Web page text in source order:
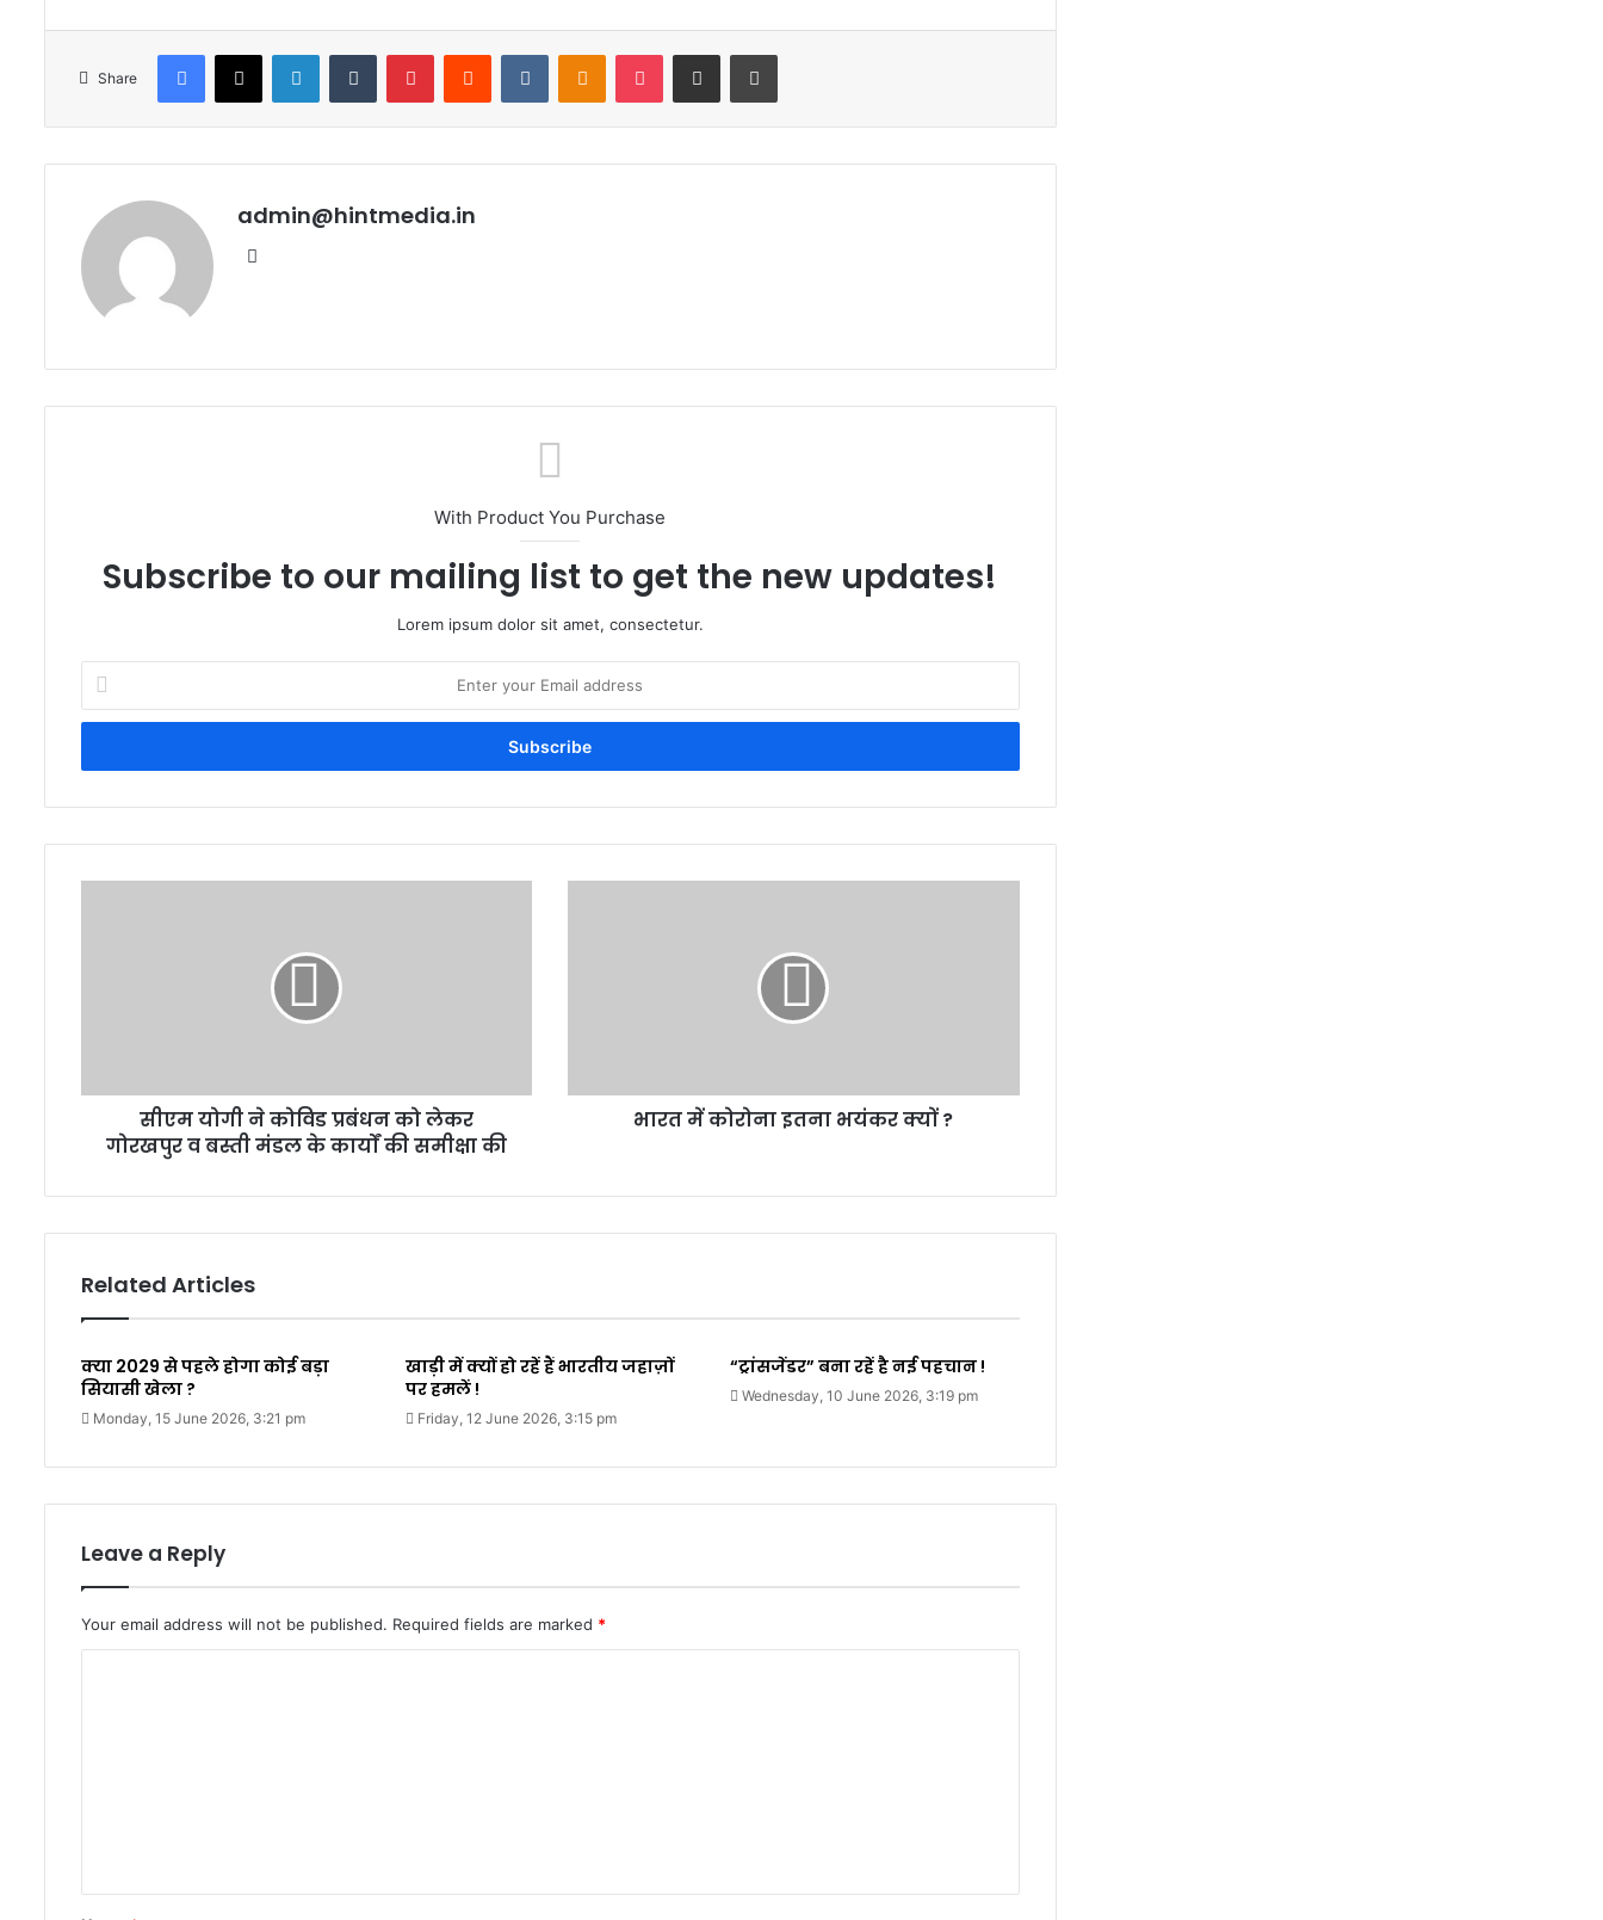
Share
Facebook
X LinkedInTumblr PinterestReddit VKontakteOdnoklassniki
Pocket Share via Email Print
admin@hintmedia.in
With Product You Purchase
Subscribe to our mailing list to get the new updates!
Lorem ipsum dolor sit amet, consectetur.
your
Email
सीएम योगी ने कोविड प्रबंधन को लेकर
गोरखपुर व बस्ती मंडल के कार्यों की समीक्षा की
भारत में कोरोना इतना भयंकर क्यों ?
Related Articles
क्या 2029 से पहले होगा कोई बड़ा
सियासी खेला ?
Monday, 15 June 2026, 3:21 pm
खाड़ी में क्यों हो रहें हैं भारतीय जहाज़ों
पर हमलें !
Friday, 12 June 2026, 3:15 pm
“ट्रांसजेंडर” बना रहें है नई पहचान !
Wednesday, 10 June 2026, 3:19 pm
Leave a Reply
Your email address will not be published. Required fields are marked *